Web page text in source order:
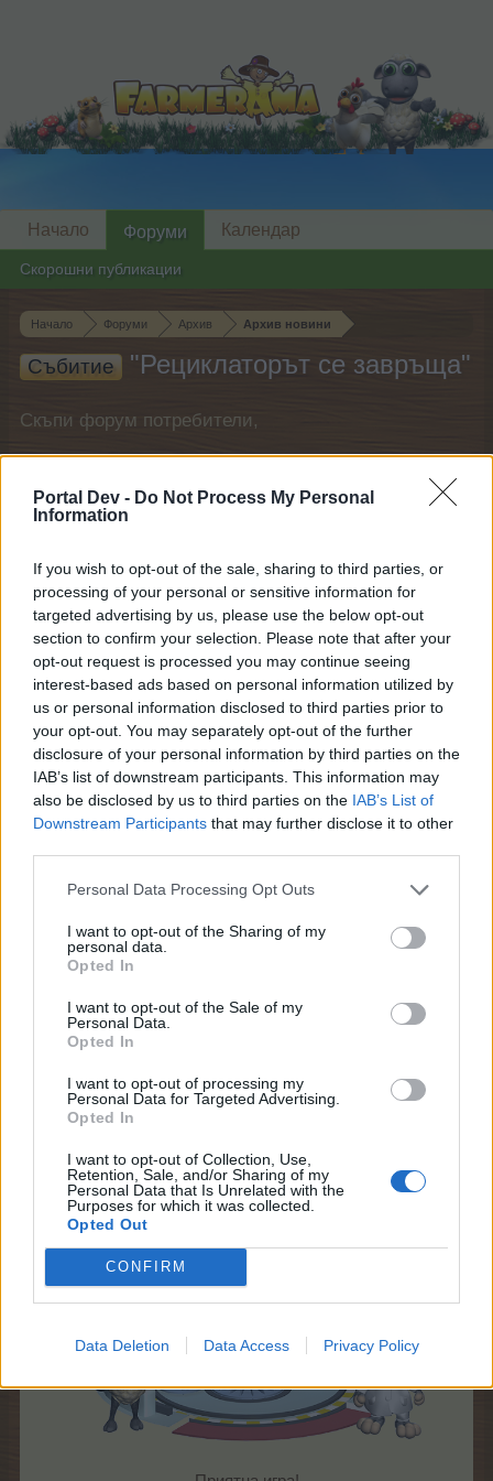
Portal Dev - Do Not Process My Personal
Information
If you wish to opt-out of the sale, sharing to third parties, or
processing of your personal or sensitive information for
targeted advertising by us, please use the below opt-out
section to confirm your selection. Please note that after your
opt-out request is processed you may continue seeing
interest-based ads based on personal information utilized by
us or personal information disclosed to third parties prior to
your opt-out. You may separately opt-out of the further
disclosure of your personal information by third parties on the
IAB’s list of downstream participants. This information may
also be disclosed by us to third parties on the IAB’s List of
Downstream Participants that may further disclose it to other
Personal Data Processing Opt Outs
I want to opt-out of the Sharing of my
personal data.
Opted In
I want to opt-out of the Sale of my
Personal Data.
Opted In
I want to opt-out of processing my
Personal Data for Targeted Advertising.
Opted In
I want to opt-out of Collection, Use,
Retention, Sale, and/or Sharing of my
Personal Data that Is Unrelated with the
Purposes for which it was collected.
Opted Out
CONFIRM
Data Deletion Data Access Privacy Policy
Начало Форуми Архив Архив новини
Събитие "Рециклаторът се завръща"
Скъпи форум потребители,
форума и да участвате в дискусиите, или
искате да започнете своя собствена тема,
регистрирайте се, ако нямате собствен акаунт.
Ние очакваме с нетърпение следващото ви
посещение във форума!
Играйте тук
Кобрелия
Board Administrator
Team Farmerama BG
"Рециклаторът се завръща"
Какво е това? Падаща звезда? Не, това са
Посади във фермата си звездни цветя и събирай
за да заредиш интергалактическата машина.
Разчисти плевнята си и напълни машината с
или с нублонски прах и отломки и ще се изненадаш
от бляскавите нови предмети, които тя произвежда.
Не пропускай рециклатора и космическите награди!
Начало: 31 август 2016 в 15:00 ч.
Край: 06 септември 2016 в 15:00 ч.
Повече информация -FAQ
Дискусия
Начало Форуми
Скорошни публикации
Календар